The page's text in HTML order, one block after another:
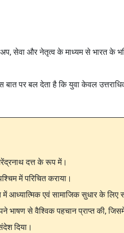
सेवा और नेतृत्व के माध्यम से भारत के
बात पर बल देता है कि युवा केवल
दत्त के रूप में।
में परिचित कराया।
आध्यात्मिक एवं सामाजिक सुधार के लिए
भाषण से वैश्विक पहचान प्राप्त की, जिसमें
दिया।